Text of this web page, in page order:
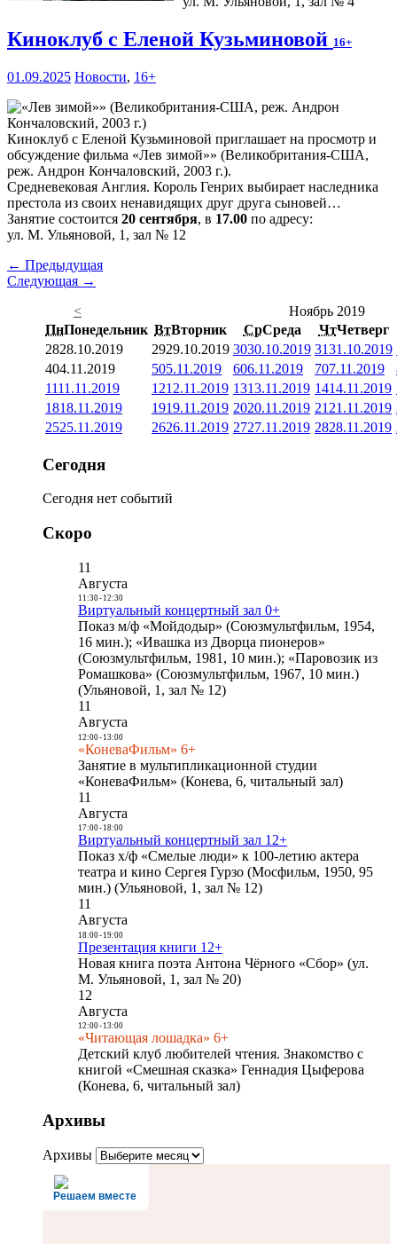
Киноклуб с Еленой Кузьминовой 16+
01.09.2025 Новости, 16+
Киноклуб с Еленой Кузьминовой приглашает на просмотр и
обсуждение фильма «Лев зимой»» (Великобритания-США,
реж. Андрон Кончаловский, 2003 г.).
Средневековая Англия. Король Генрих выбирает наследника
престола из своих ненавидящих друг друга сыновей…
Занятие состоится 20 сентября, в 17.00 по адресу:
ул. М. Ульяновой, 1, зал № 12
← Предыдущая
Следующая →
<
Ноябрь 2019
ПнПонедельник ВтВторник СрСреда ЧтЧетверг
2828.10.2019 2929.10.2019 3030.10.2019 3131.10.2019
404.11.2019 505.11.2019 606.11.2019 707.11.2019
1111.11.2019 1212.11.2019 1313.11.2019 1414.11.2019
1818.11.2019 1919.11.2019 2020.11.2019 21 21.11.2019
2525.11.2019 2626.11.2019 2727.11.2019 2828.11.2019
Сегодня
Сегодня нет событий
Скоро
11
Августа
11:30- 12:30
Виртуальный концертный зал 0+
Показ м/ф «Мойдодыр» (Союзмультфильм, 1954,
16 мин.); «Ивашка из Дворца пионеров»
(Союзмультфильм, 1981, 10 мин.); «Паровозик из
Ромашкова» (Союзмультфильм, 1967, 10 мин.)
(Ульяновой, 1, зал № 12)
11
Августа
12:00- 13:00
«КоневаФильм» 6+
Занятие в мультипликационной студии
«КоневаФильм» (Конева, 6, читальный зал)
11
Августа
17:00- 18:00
Виртуальный концертный зал 12+
Показ х/ф «Смелые люди» к 100-летию актера
театра и кино Сергея Гурзо (Мосфильм, 1950, 95
мин.) (Ульяновой, 1, зал № 12)
11
Августа
18:00- 19:00
Презентация книги 12+
Новая книга поэта Антона Чёрного «Сбор» (ул.
М. Ульяновой, 1, зал № 20)
12
Августа
12:00- 13:00
«Читающая лошадка» 6+
Детский клуб любителей чтения. Знакомство с
книгой «Смешная сказка» Геннадия Цыферова
(Конева, 6, читальный зал)
Архивы
Архивы
Решаем вместе